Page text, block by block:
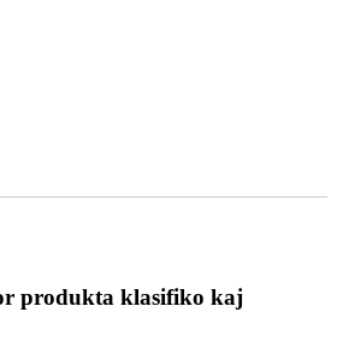
produkta klasifiko kaj